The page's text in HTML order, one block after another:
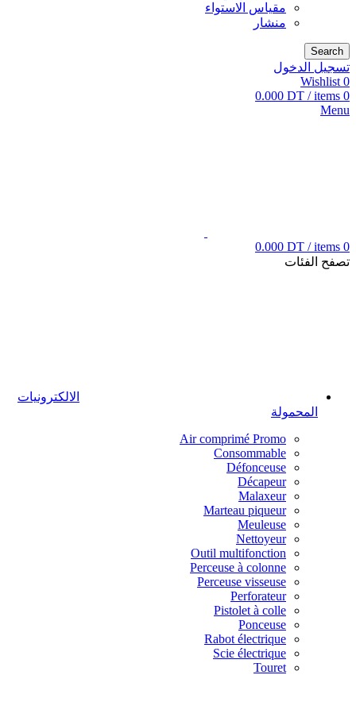
مقياس الاستواء
منشار
Search
تسجيل الدخول
0
Wishlist
0
items
/
0.000 DT
Menu
0
items
/
0.000 DT
تصفح الفئات
الالكترونيات
المحمولة
Air comprimé Promo
Consommable
Défonceuse
Décapeur
Malaxeur
Marteau piqueur
Meuleuse
Nettoyeur
Outil multifonction
Perceuse à colonne
Perceuse visseuse
Perforateur
Pistolet à colle
Ponceuse
Rabot électrique
Scie électrique
Touret